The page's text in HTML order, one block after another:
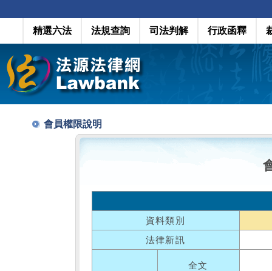
精選六法 法規查詢 司法判解 行政函釋
會員權限說明
資料類別
法律新訊
全文